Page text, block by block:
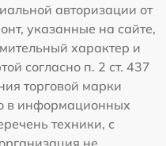
авторизации от
указанные на сайте,
характер и
согласно п. 2 ст. 437
торговой марки
в информационных
техники, с